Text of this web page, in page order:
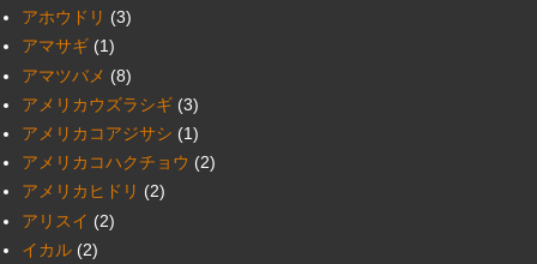
アホウドリ (3)
アマサギ (1)
アマツバメ (8)
アメリカウズラシギ (3)
アメリカコアジサシ (1)
アメリカコハクチョウ (2)
アメリカヒドリ (2)
アリスイ (2)
イカル (2)